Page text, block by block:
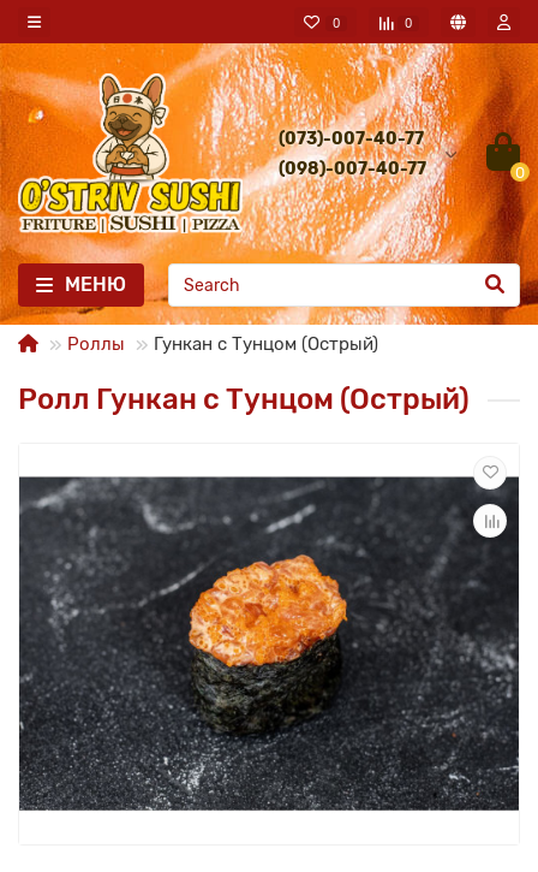
0 0
(073)-007-40-77
(098)-007-40-77
0
МЕНЮ
Роллы Гункан с Тунцом (Острый)
Ролл Гункан с Тунцом (Острый)